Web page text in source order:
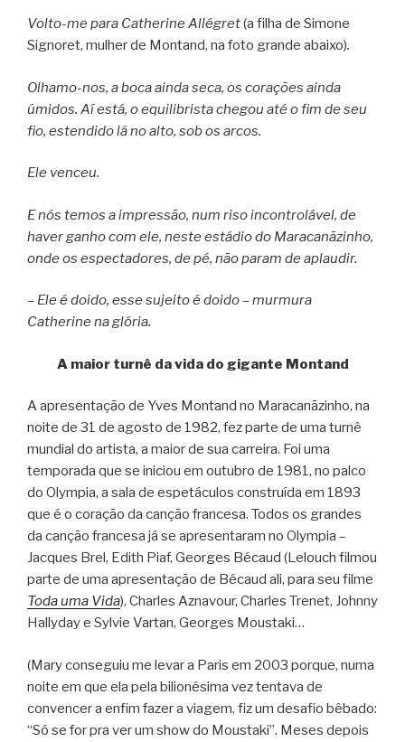
Volto-me para Catherine Allégret(a filha de Simone
Signoret, mulher de Montand, na foto grande abaixo).
Olhamo-nos, a boca ainda seca, os corações ainda
úmidos. Aí está, o equilibrista chegou até o fim de seu
fio, estendido lá no alto, sob os arcos.
Ele venceu.
E nós temos a impressão, num riso incontrolável, de
haver ganho com ele, neste estádio do Maracanãzinho,
onde os espectadores, de pé, não param de aplaudir.
– Ele é doido, esse sujeito é doido – murmura
Catherine na glória.
A maior turnê da vida do gigante Montand
A apresentação de Yves Montand no Maracanãzinho, na
noite de 31 de agosto de 1982, fez parte de uma turnê
mundial do artista, a maior de sua carreira. Foi uma
temporada que se iniciou em outubro de 1981, no palco
do Olympia, a sala de espetáculos construída em 1893
que é o coração da canção francesa. Todos os grandes
da canção francesa já se apresentaram no Olympia –
Jacques Brel, Edith Piaf, Georges Bécaud (Lelouch filmou
parte de uma apresentação de Bécaud ali, para seu filme
Toda uma Vida), Charles Aznavour, Charles Trenet, Johnny
Hallyday e Sylvie Vartan, Georges Moustaki…
(Mary conseguiu me levar a Paris em 2003 porque, numa
noite em que ela pela bilionésima vez tentava de
convencer a enfim fazer a viagem, fiz um desafio bêbado:
“Só se for pra ver um show do Moustaki”. Meses depois